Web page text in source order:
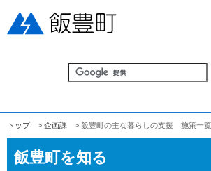
トップ > 企­画課­ > 飯豊町の主な暮らしの支援 施策一覧
飯豊町を知る